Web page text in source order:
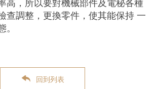
高，所以要對機械部件及電秘各種
查調整，更換零件，使其能保持 一
。
回到列表